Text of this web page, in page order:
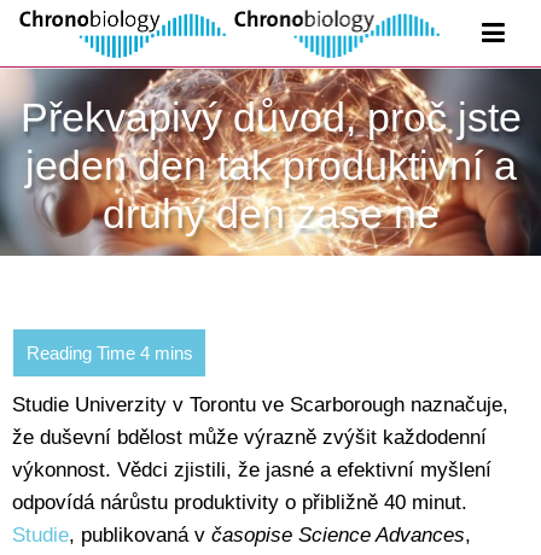
Překvapivý důvod, proč jste
jeden den tak produktivní a
druhý den zase ne
Studie Univerzity v Torontu ve Scarborough naznačuje,
že duševní bdělost může výrazně zvýšit každodenní
výkonnost. Vědci zjistili, že jasné a efektivní myšlení
odpovídá nárůstu produktivity o přibližně 40 minut.
Studie, publikovaná v časopise Science Advances,